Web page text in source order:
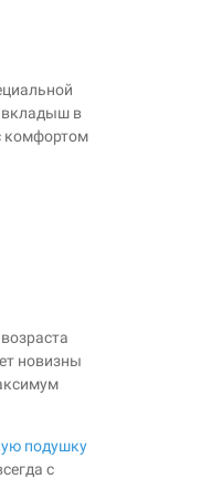
вкладыш в
комфортом
новизны
подушку
с